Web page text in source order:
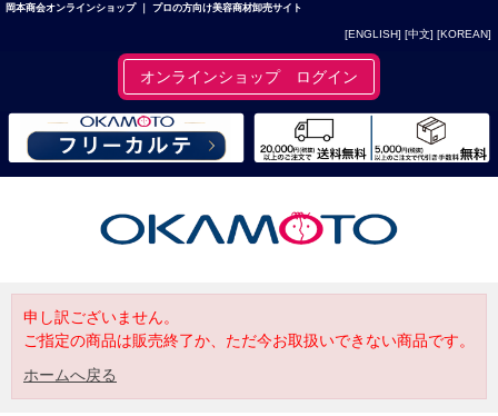
岡本商会オンラインショップ ｜ プロの方向け美容商材卸売サイト
[ENGLISH] [中文] [KOREAN]
オンラインショップ ログイン
申し訳ございません。
ご指定の商品は販売終了か、ただ今お取扱いできない商品です。
ホームへ戻る